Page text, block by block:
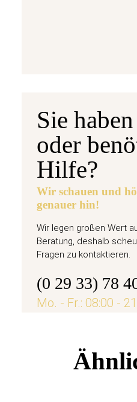
Sie
oder
Hilfe?
Wir schauen und
genauer hin!
Wir legen großen Wert
Beratung, deshalb
Fragen zu kontaktieren.
(0 29 33) 78
Mo. - Fr.: 08:00 -